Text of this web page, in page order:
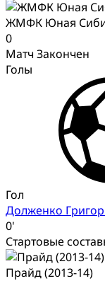
ЖМФК Юная
0
Матч Закончен
Голы
Гол
Долженко
0'
Стартовые
Прайд (2013-14)